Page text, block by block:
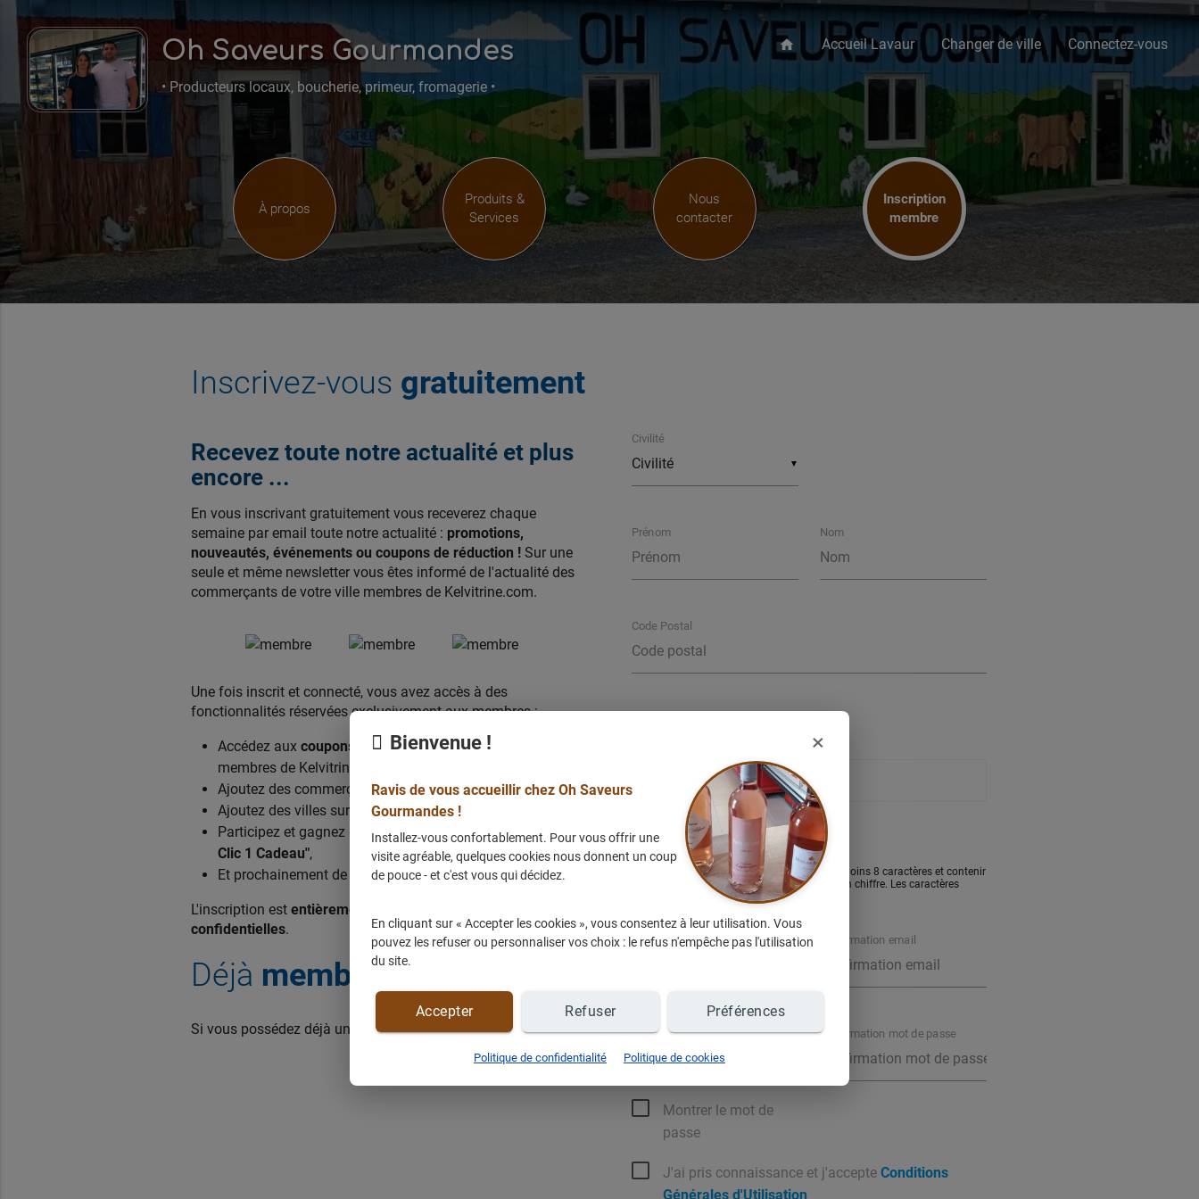
Oh Saveurs Gourmandes
• Producteurs locaux, boucherie, primeur, fromagerie •
home Accueil Lavaur Changer de ville Connectez-vous
À propos
Produits &
Services
Nous
contacter
Inscription
membre
Inscrivez-vous gratuitement
Recevez toute notre actualité et plus
encore ...
En vous inscrivant gratuitement vous receverez chaque
semaine par email toute notre actualité : promotions,
nouveautés, événements ou coupons de réduction !Sur une
seule et même newsletter vous êtes informé de l'actualité des
commerçants de votre ville membres de Kelvitrine.com.
Une fois inscrit et connecté, vous avez accès à des
fonctionnalités réservées exclusivement aux membres :
Accédez aux coupons de réductionsdes commerçants
membres de Kelvitrine.com,
Ajoutez des commerçants sur votre liste defavoris,
Ajoutez des villes sur votre liste de favoris,
Participez et gagnez de
nombreux cadeauxavec le jeu"1
Clic 1 Cadeau",
Et prochainement de nouvelles fonctionnalités ...
L'inscription est entièrement gratuite
confidentielles.
Déjà membre?
Si vous possédez déjà un compte :Connectez-vous
▼
Civilité
Prénom Nom
Code Postal
Votre mot de passe doit être composé d'au moins 8 caractères et contenir
au moins une majuscule, une minuscule et un chiffre. Les caractères
spéciaux ne sont pas autorisés.
Email de connexion Confirmation email
Mot de passe Confirmation mot de passe
Montrer le mot de
passe
J'ai pris connaissance et j'accepte Conditions
Générales d'Utilisation
Bienvenue ! ×
Ravis de vous accueillir chez Oh Saveurs
Gourmandes !
Installez-vous confortablement. Pour vous offrir une
visite agréable, quelques cookies nous donnent un coup
de pouce - et c'est vous qui décidez.
En cliquant sur « Accepter les cookies », vous consentez à leur utilisation. Vous
pouvez les refuser ou personnaliser vos choix : le refus n'empêche pas l'utilisation
du site.
Accepter Refuser Préférences
Politique de confidentialité Politique de cookies